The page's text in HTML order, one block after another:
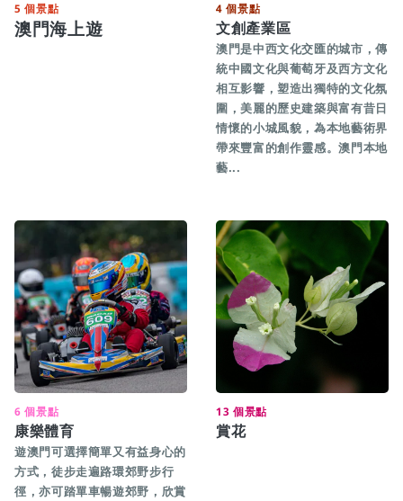
5 個景點
澳門海上遊
4 個景點
文創產業區
澳門是中西文化交匯的城市，傳
統中國文化與葡萄牙及西方文化
相互影響，塑造出獨特的文化氛
圍，美麗的歷史建築與富有昔日
情懷的小城風貌，為本地藝術界
帶來豐富的創作靈感。澳門本地
藝...
6 個景點
康樂體育
遊澳門可選擇簡單又有益身心的
方式，徒步走遍路環郊野步行
徑，亦可踏單車暢遊郊野，欣賞
13 個景點
賞花